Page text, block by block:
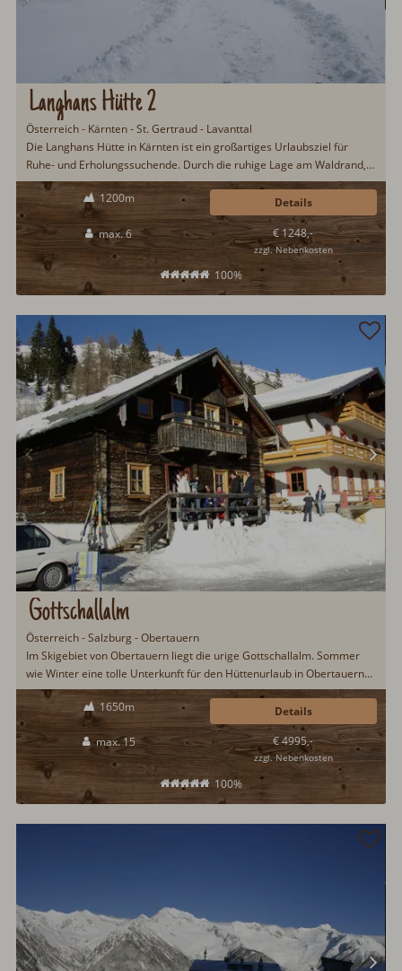
Langhans Hütte 2
Österreich - Kärnten - St. Gertraud - Lavanttal
Die Langhans Hütte in Kärnten ist ein großartiges Urlaubsziel für
Ruhe- und Erholungssuchende. Durch die ruhige Lage am Waldrand,
lässt man den Alltag schnell hinter sich und kann sich bestens
entspannen. Zahlreiche Urlaubsaktivitäten im Lavanttal lassen
Sommer wie Winter keine Langeweile aufkommen...
1200m
max. 6
100%
€ 1248,-
zzgl. Nebenkosten
Details
Gottschallalm
Österreich - Salzburg - Obertauern
Im Skigebiet von Obertauern liegt die urige Gottschallalm. Sommer
wie Winter eine tolle Unterkunft für den Hüttenurlaub in Obertauern
mit der Familie oder mit Freunden. Von der Hütte bietet sich ein toller
Ausblick auf die Bergwelt von Obertauern und das Salzburger Land.
Im Winter steht den Gästen eine Sauna im Nebengebäude zur
Verfügung...
1650m
max. 15
100%
€ 4995,-
zzgl. Nebenkosten
Details